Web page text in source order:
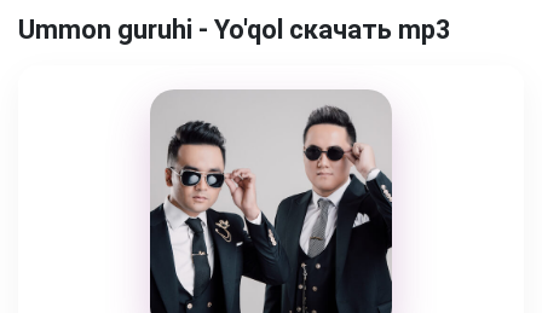
Ummon guruhi - Yo'qol скачать mp3